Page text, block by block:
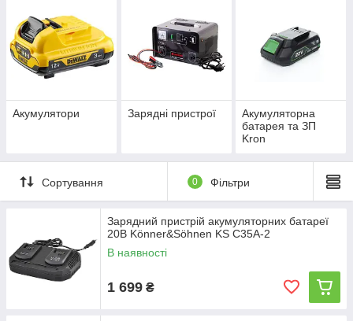
Акумулятори Зарядні пристрої
Акумуляторна
батарея та ЗП
Kron
Сортування 0 Фільтри
Зарядний пристрій акумуляторних батареї
20В Könner&Söhnen KS C35A-2
В наявності
1 699 ₴